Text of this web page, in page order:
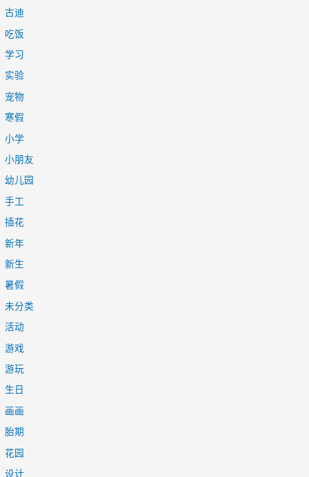
古迪
吃饭
学习
实验
宠物
寒假
小学
小朋友
幼儿园
手工
插花
新年
新生
暑假
未分类
活动
游戏
游玩
生日
画画
胎期
花园
设计